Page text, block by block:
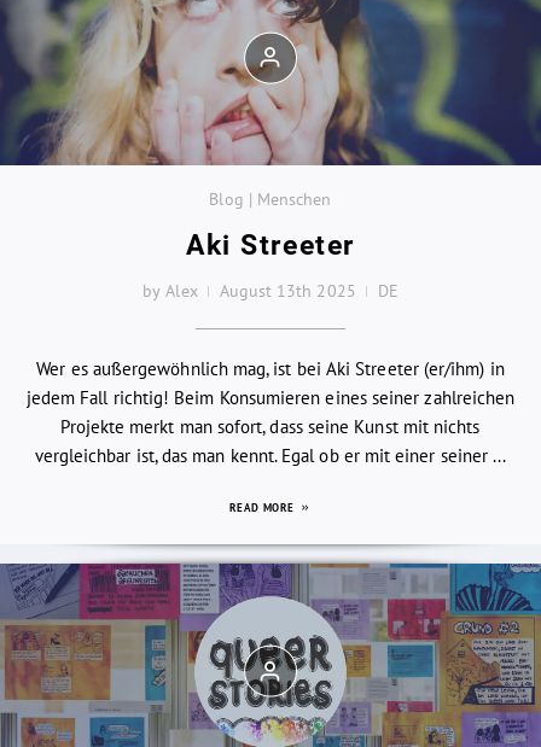
Blog | Menschen
Aki Streeter
by Alex August 13th 2025 DE
Wer es außergewöhnlich mag, ist bei Aki Streeter (er/ihm) in
jedem Fall richtig! Beim Konsumieren eines seiner zahlreichen
Projekte merkt man sofort, dass seine Kunst mit nichts
vergleichbar ist, das man kennt. Egal ob er mit einer seiner ...
READ MORE